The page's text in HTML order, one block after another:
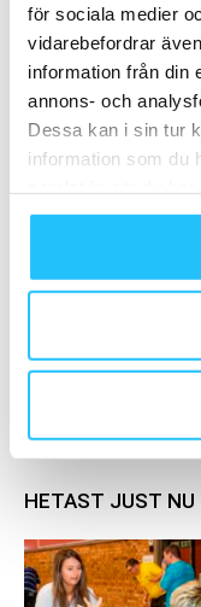
för sociala medier
vidarebefordrar
information från din
annons- och
Dessa kan i sin tur
information som du
2025-
på
2025-
HETAST JUST NU